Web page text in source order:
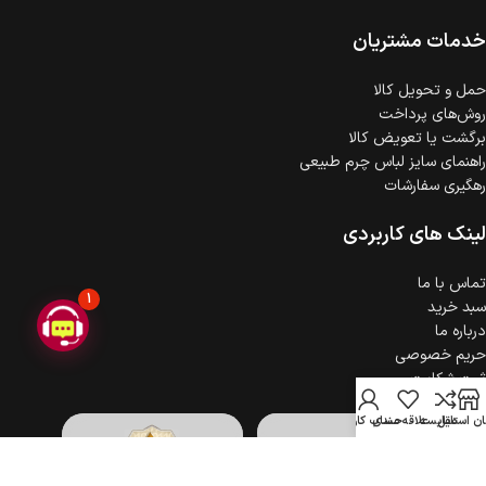
گارانتی معتبر برای تمامی محصولات ارائه می‌شود.خدمات مشتریان
حمل‌ و تحویل کالا
روش‌های پرداخت
برگشت یا تعویض کالا
راهنمای سایز لباس چرم طبیعی
رهگیری سفارشات
لینک های کاربردی
تماس با ما
سبد خرید
درباره ما
حریم خصوصی
ثبت شکایت
استایلمقایسهعلاقه مندی
حساب کاربری
1